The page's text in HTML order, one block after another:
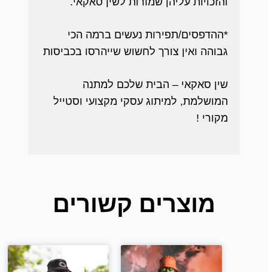
*ההדפסים/תפירות נעשים ברמה הכי
גבוהה ואין צורך לחשוש שייהרסו בכביסות
שין סאקאי – הבית שלכם למתנה
המושלמת, למיתוג עסקי מקצועי וסטייל
מקורי !
מוצרים קשורים